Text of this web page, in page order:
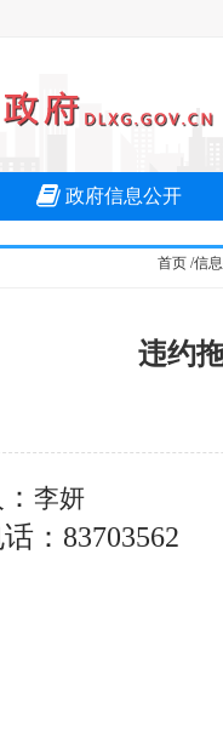
政府信息公开
首页 /信
违约
李妍
：83703562